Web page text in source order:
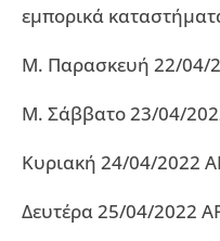
εμπορικά
Μ. Παρασκευή 22/04/
Μ. Σάββατο 23/04/
Κυριακή 24/04/2022
Δευτέρα 25/04/2022